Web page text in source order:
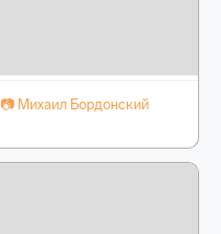
📷 Михаил Бордонский